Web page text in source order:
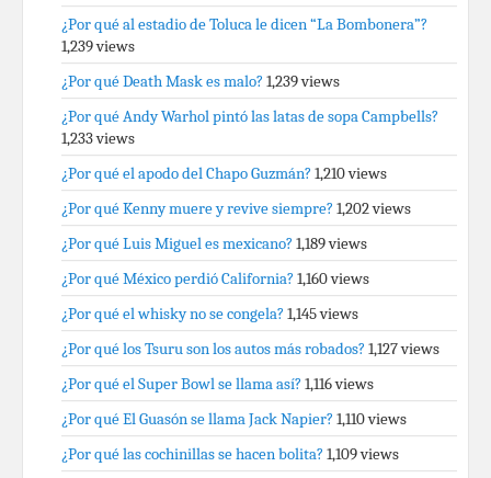
¿Por qué al estadio de Toluca le dicen “La Bombonera”?
1,239 views
¿Por qué Death Mask es malo? 1,239 views
¿Por qué Andy Warhol pintó las latas de sopa Campbells?
1,233 views
¿Por qué el apodo del Chapo Guzmán? 1,210 views
¿Por qué Kenny muere y revive siempre? 1,202 views
¿Por qué Luis Miguel es mexicano? 1,189 views
¿Por qué México perdió California? 1,160 views
¿Por qué el whisky no se congela? 1,145 views
¿Por qué los Tsuru son los autos más robados? 1,127 views
¿Por qué el Super Bowl se llama así? 1,116 views
¿Por qué El Guasón se llama Jack Napier? 1,110 views
¿Por qué las cochinillas se hacen bolita? 1,109 views